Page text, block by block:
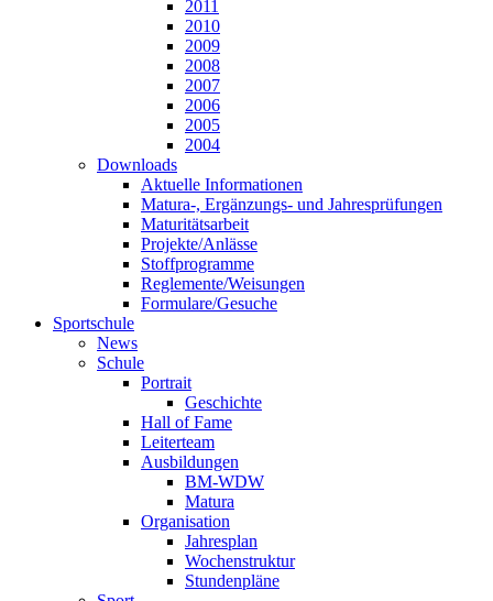
2011
2010
2009
2008
2007
2006
2005
2004
Downloads
Aktuelle Informationen
Matura-, Ergänzungs- und Jahresprüfungen
Maturitätsarbeit
Projekte/Anlässe
Stoffprogramme
Reglemente/Weisungen
Formulare/Gesuche
Sportschule
News
Schule
Portrait
Geschichte
Hall of Fame
Leiterteam
Ausbildungen
BM-WDW
Matura
Organisation
Jahresplan
Wochenstruktur
Stundenpläne